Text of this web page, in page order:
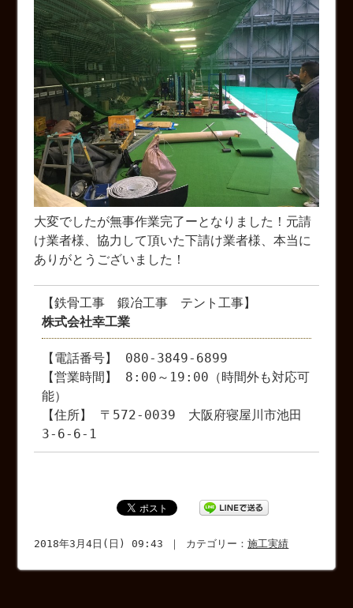
大変でしたが無事作業完了ーとなりました！元請
け業者様、協力して頂いた下請け業者様、本当に
ありがとうございました！
【鉄骨工事 鍛冶工事 テント工事】
株式会社幸工業
【電話番号】 080-3849-6899
【営業時間】 8:00～19:00（時間外も対応可
能）
【住所】 〒572-0039 大阪府寝屋川市池田
3-6-6-1
2018年3月4日(日) 09:43 ｜ カテゴリー：施工実績